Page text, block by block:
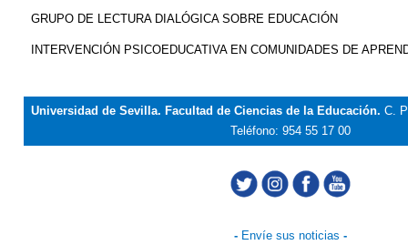
GRUPO DE LECTURA DIALÓGICA SOBRE EDUCACIÓN
INTERVENCIÓN PSICOEDUCATIVA EN COMUNIDADES DE
Universidad de Sevilla. Facultad de Ciencias de la Educación. C.
Teléfono: 954 55 17 00
- Envíe sus noticias -